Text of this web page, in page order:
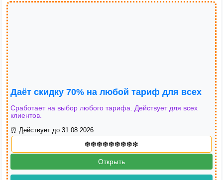
Даёт скидку 70% на любой тариф для всех
Сработает на выбор любого тарифа. Действует для всех
клиентов.
⏰ Действует до 31.08.2026
Открыть